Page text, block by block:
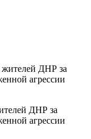
ДНР за
агрессии